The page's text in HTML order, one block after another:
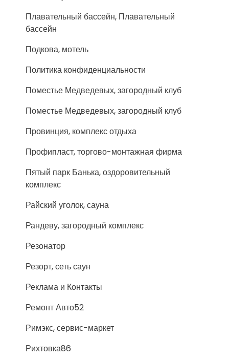
Плавательный бассейн, Плавательный
бассейн
Подкова, мотель
Политика конфиденциальности
Поместье Медведевых, загородный клуб
Поместье Медведевых, загородный клуб
Провинция, комплекс отдыха
Профипласт, торгово-монтажная фирма
Пятый парк Банька, оздоровительный
комплекс
Райский уголок, сауна
Рандеву, загородный комплекс
Резонатор
Резорт, сеть саун
Реклама и Контакты
Ремонт Авто52
Римэкс, сервис-маркет
Рихтовка86